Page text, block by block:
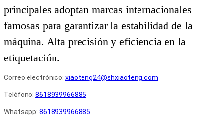
principales adoptan marcas internacionales
famosas para garantizar la estabilidad de la
máquina. Alta precisión y eficiencia en la
etiquetación.
Correo electrónico: xiaoteng24@shxiaoteng.com
Teléfono: 8618939966885
Whatsapp: 8618939966885